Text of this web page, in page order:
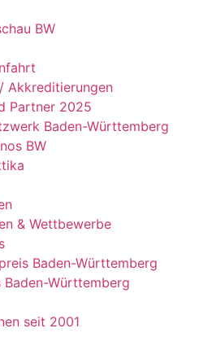
BW
Akkreditierungen
Partner 2025
­Baden-Württemberg
BW
& Wettbewerbe
Baden-Württemberg
Baden-Württemberg
seit 2001